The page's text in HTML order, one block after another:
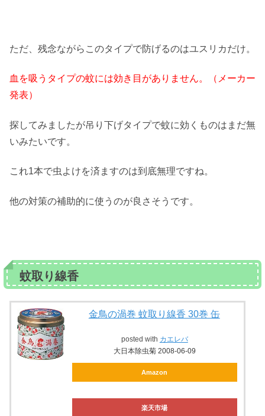
ただ、残念ながらこのタイプで防げるのはユスリカだけ。
血を吸うタイプの蚊には効き目がありません。（メーカー
発表）
探してみましたが吊り下げタイプで蚊に効くものはまだ無
いみたいです。
これ1本で虫よけを済ますのは到底無理ですね。
他の対策の補助的に使うのが良さそうです。
蚊取り線香
金鳥の渦巻 蚊取り線香 30巻 缶
posted with カエレバ
大日本除虫菊 2008-06-09
Amazon
楽天市場